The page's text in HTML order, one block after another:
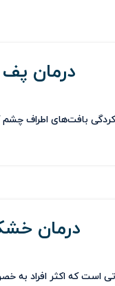
درمان
بافت‌های اطراف
درمان
است که اکثر افراد به